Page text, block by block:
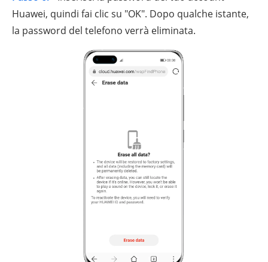
Huawei, quindi fai clic su "OK". Dopo qualche istante,
la password del telefono verrà eliminata.